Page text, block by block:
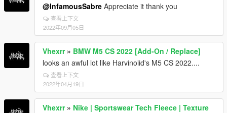
@InfamousSabre Appreciate it thank you
查看上下文
2022年09月05日
Vhexrr» BMW M5 CS 2022 [Add-On / Replace]
looks an awful lot like Harvinoiid's M5 CS 2022....
查看上下文
2022年04月19日
Vhexrr» Nike | Sportswear Tech Fleece | Texture